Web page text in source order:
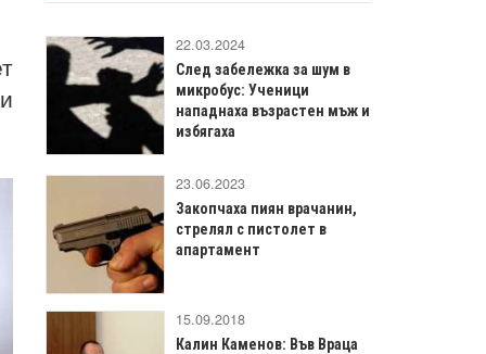
22.03.2024
След забележка за шум в
микробус: Ученици
нападнаха възрастен мъж и
избягаха
23.06.2023
Закопчаха пиян врачанин,
стрелял с пистолет в
апартамент
15.09.2018
Калин Каменов: Във Враца